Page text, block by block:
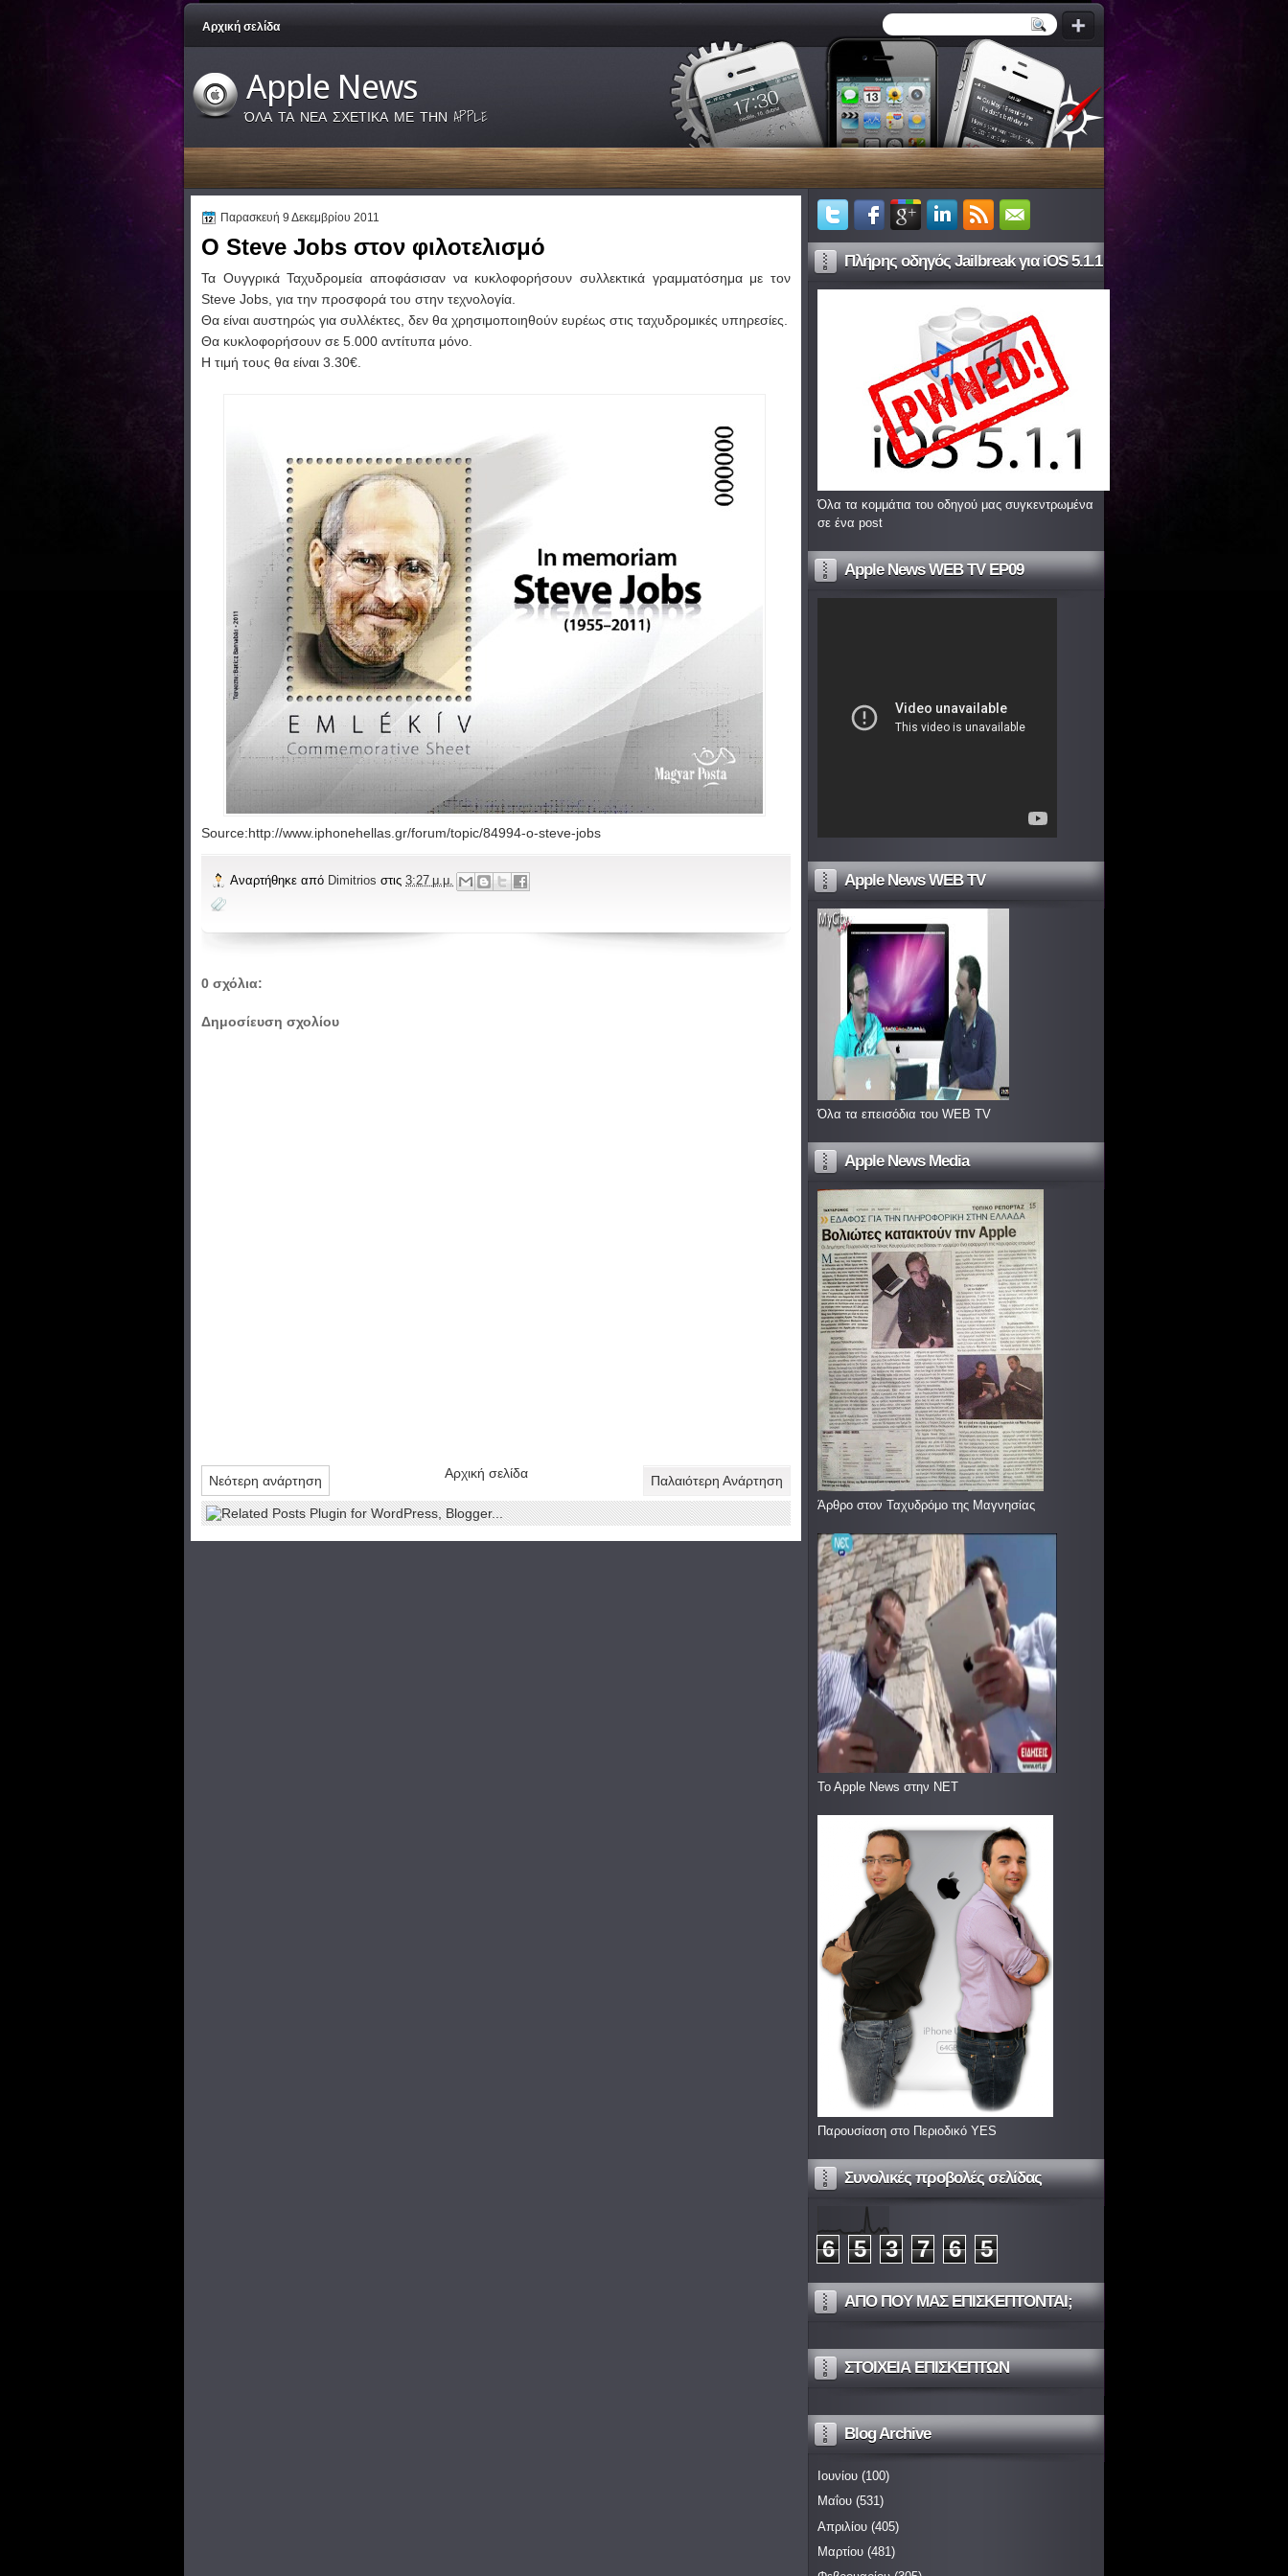
Αρχική σελίδα
Apple News
ΌΛΑ ΤΑ ΝΕΑ ΣΧΕΤΙΚΑ ΜΕ ΤΗΝ APPLE
Παρασκευή 9 Δεκεμβρίου 2011
Ο Steve Jobs στον φιλοτελισμό
Τα Ουγγρικά Ταχυδρομεία αποφάσισαν να κυκλοφορήσουν συλλεκτικά γραμματόσημα με τον
Steve Jobs, για την προσφορά του στην τεχνολογία.
Θα είναι αυστηρώς για συλλέκτες, δεν θα χρησιμοποιηθούν ευρέως στις ταχυδρομικές υπηρεσίες.
Θα κυκλοφορήσουν σε 5.000 αντίτυπα μόνο.
Η τιμή τους θα είναι 3.30€.
Source:http://www.iphonehellas.gr/forum/topic/84994-ο-steve-jobs
Αναρτήθηκε από Dimitrios στις 3:27 μ.μ.
0 σχόλια:
Δημοσίευση σχολίου
Νεότερη ανάρτηση Παλαιότερη Ανάρτηση
Αρχική σελίδα
Πλήρης οδηγός Jailbreak για iOS 5.1.1
Όλα τα κομμάτια του οδηγού μας συγκεντρωμένα
σε ένα post
Apple News WEB TV EP09
Apple News WEB TV
Όλα τα επεισόδια του WEB TV
Apple News Media
Άρθρο στον Ταχυδρόμο της Μαγνησίας
To Apple News στην ΝΕΤ
Παρουσίαση στο Περιοδικό YES
Συνολικές προβολές σελίδας
6 5 3 7 6 5
ΑΠΟ ΠΟΥ ΜΑΣ ΕΠΙΣΚΕΠΤΟΝΤΑΙ;
ΣΤΟΙΧΕΙΑ ΕΠΙΣΚΕΠΤΩΝ
Blog Archive
Ιουνίου (100)
Μαΐου (531)
Απριλίου (405)
Μαρτίου (481)